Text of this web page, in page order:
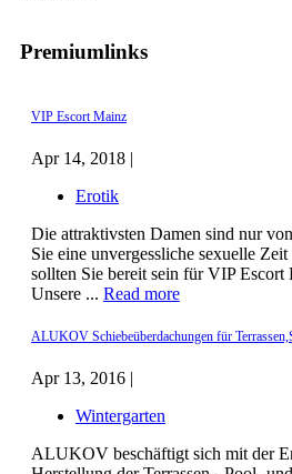
Premiumlinks
VIP Escort Mainz
Apr 14, 2018 |
Erotik
Die attraktivsten Damen sind nur
Sie eine unvergessliche sexuelle
sollten Sie bereit sein für VIP Escort
Unsere ... Read more
ALUKOV Schiebeüberdachungen für
Apr 13, 2016 |
Wintergarten
ALUKOV beschäftigt sich mit der